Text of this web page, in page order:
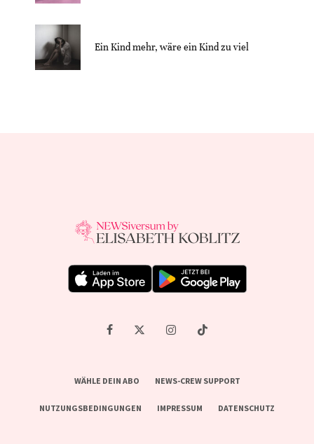
Ein Kind mehr, wäre ein Kind zu viel
WÄHLE DEIN ABO NEWS-CREW SUPPORT
NUTZUNGSBEDINGUNGEN IMPRESSUM DATENSCHUTZ